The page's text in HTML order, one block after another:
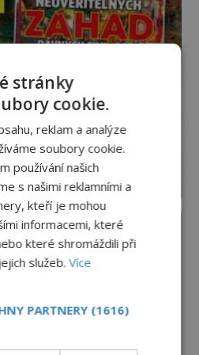
stránky
cookie.
reklam a analýze
soubory cookie.
používání našich
s našimi reklamními a
kteří je mohou
informacemi, které
které shromáždili při
služeb.Více
PARTNERY (1616)